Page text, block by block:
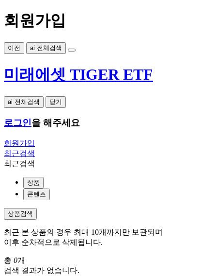
회원가입
이전 ai 전체검색
미래에셋 TIGER ETF
ai 전체검색 닫기
로그인을 해주세요
회원가입
최근검색
최근검색
상품
콘텐츠
상품검색
최근 본 상품의 경우 최대 10개까지만 보관되며
이후 순차적으로 삭제됩니다.
총 0개
검색 결과가 없습니다.